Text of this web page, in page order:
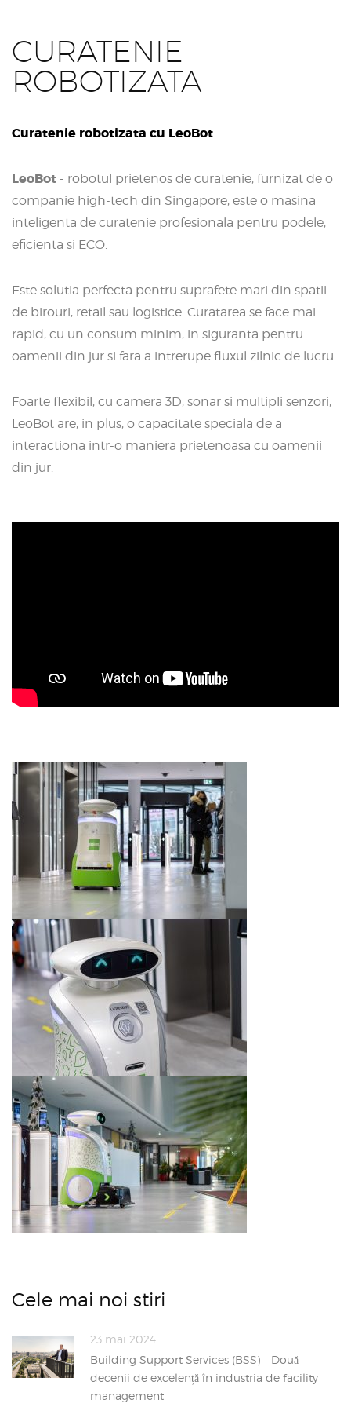
CURATENIE
ROBOTIZATA
Curatenie robotizata cu LeoBot
LeoBot - robotul prietenos de curatenie, furnizat de o
companie high-tech din Singapore, este o masina
inteligenta de curatenie profesionala pentru podele,
eficienta si ECO.
Este solutia perfecta pentru suprafete mari din spatii
de birouri, retail sau logistice. Curatarea se face mai
rapid, cu un consum minim, in siguranta pentru
oamenii din jur si fara a intrerupe fluxul zilnic de lucru.
Foarte flexibil, cu camera 3D, sonar si multipli senzori,
LeoBot are, in plus, o capacitate speciala de a
interactiona intr-o maniera prietenoasa cu oamenii
din jur.
Cele mai noi stiri
23 mai 2024
Building Support Services (BSS) – Două
decenii de excelență în industria de facility
management